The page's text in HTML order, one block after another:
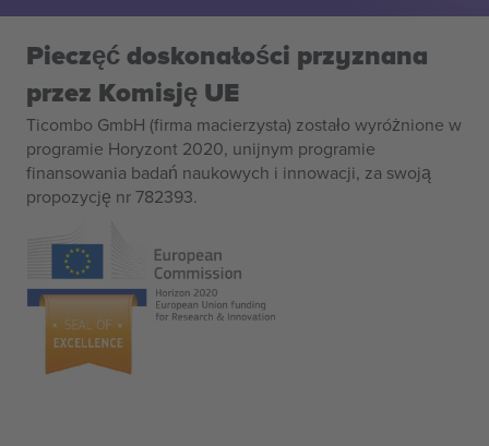
Pieczęć doskonałości przyznana
przez Komisję UE
Ticombo GmbH (firma macierzysta) zostało wyróżnione w
programie Horyzont 2020, unijnym programie
finansowania badań naukowych i innowacji, za swoją
propozycję nr 782393.